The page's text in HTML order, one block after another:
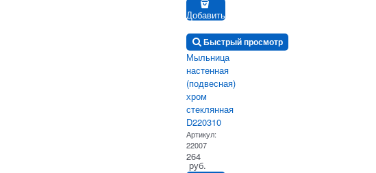
Добавить
Быстрый просмотр
Мыльница
настенная
(подвесная)
хром
стеклянная
D220310
Артикул:
22007
264
руб.